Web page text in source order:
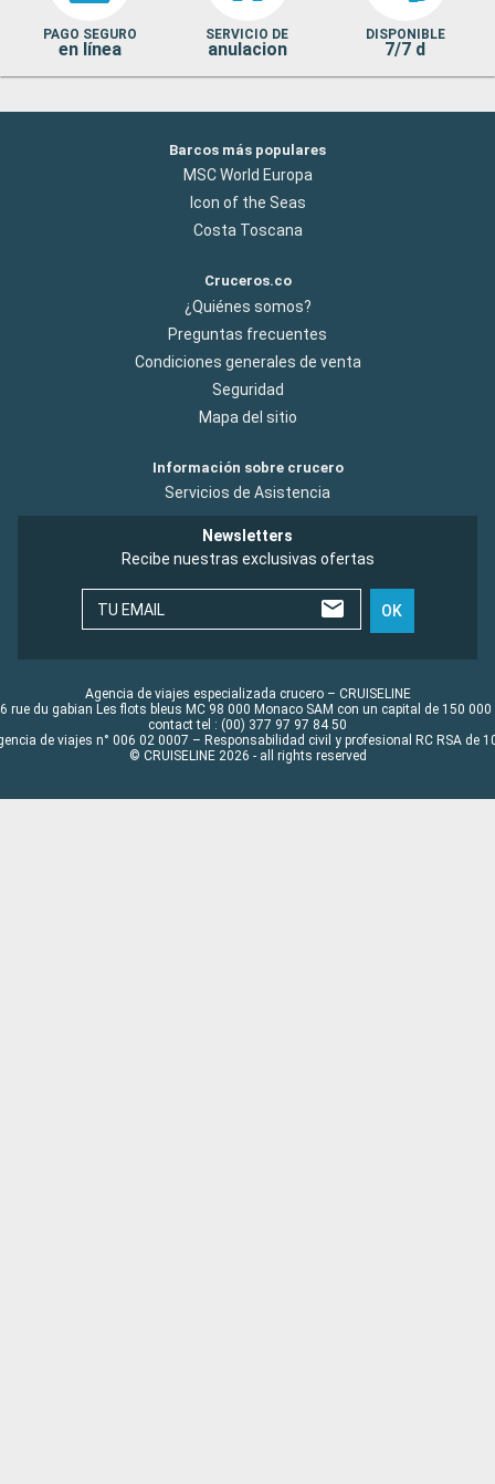
PAGO SEGURO
en línea
SERVICIO DE
anulacion
DISPONIBLE
7/7 d
Barcos más populares
MSC World Europa
Icon of the Seas
Costa Toscana
Cruceros.co
¿Quiénes somos?
Preguntas frecuentes
Condiciones generales de venta
Seguridad
Mapa del sitio
Información sobre crucero
Servicios de Asistencia
Newsletters
Recibe nuestras exclusivas ofertas
TU EMAIL OK
Agencia de viajes especializada crucero – CRUISELINE
rue du gabian Les flots bleus MC 98 000 Monaco SAM con un capital de 150 000
contact tel : (00) 377 97 97 84 50
de viajes n° 006 02 0007 – Responsabilidad civil y profesional RC RSA de
© CRUISELINE 2026 - all rights reserved